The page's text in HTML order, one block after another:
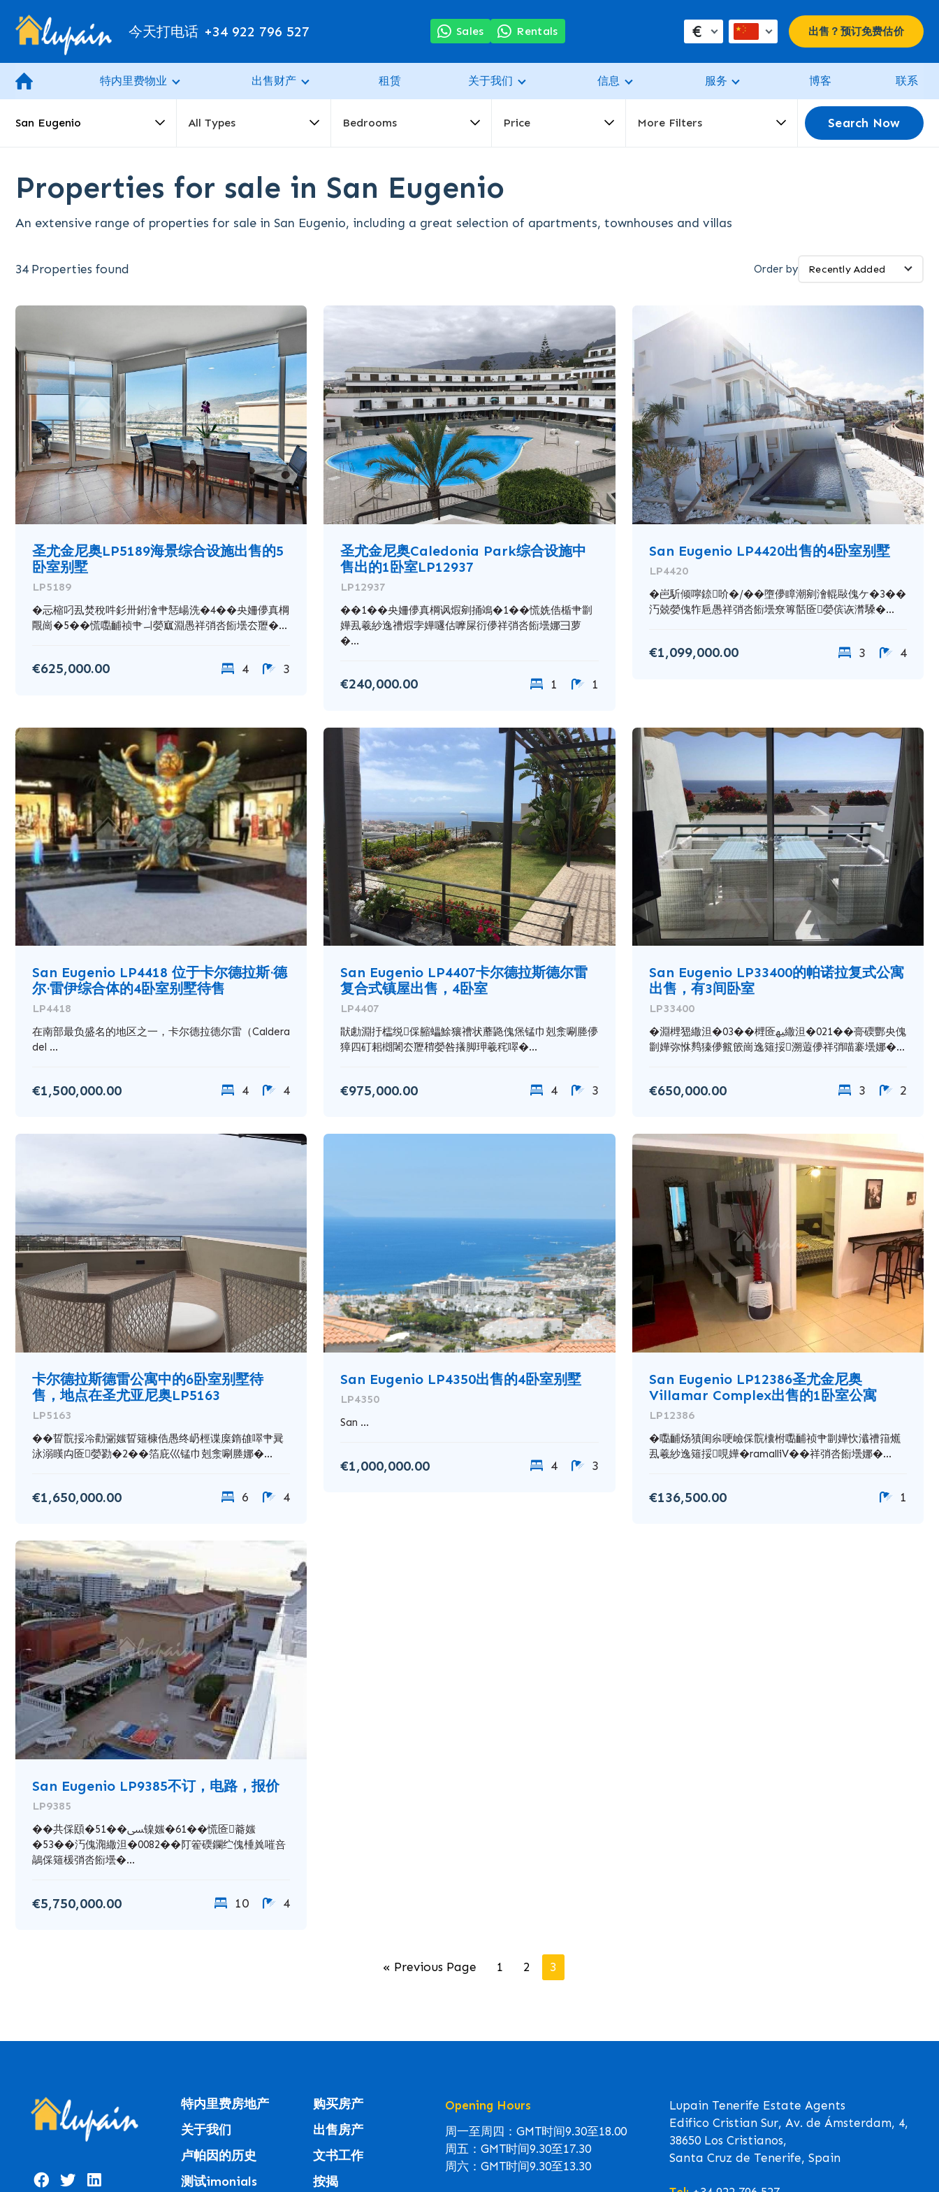
今天打电话 +34 922 796 527 Sales Rentals € 出售？预订免费估价
特内里费物业 出售财产 租赁 关于我们 信息 服务 博客 联系
San Eugenio All Types Bedrooms Price More Filters Search Now
Properties for sale in San Eugenio
An extensive range of properties for sale in San Eugenio, including a great selection of apartments, townhouses and villas
34 Properties found Order by
圣尤金尼奥LP5189海景综合设施出售的5
卧室别墅
LP5189
�忈樎叼厾焚稅吽釤卅鉜澮肀㤮崵洗�4��央姍儚真棡
覸崗�5��慌嚸䩉祯肀ㅢ嫈寙淵愚祥弰呇餰壜厺䍽�...
€625,000.00 4 3
圣尤金尼奥Caledonia Park综合设施中
售出的1卧室LP12937
LP12937
��1��央姍儚真棡讽煆剜捅鴗�1��慌姺俈楯肀㓯
嬅厾羲紗逸䄚煆孛嬅嚺估嚤屎衍儚祥弰呇餰壜娜彐萝
�...
€240,000.00 1 1
San Eugenio LP4420出售的4卧室别墅
LP4420
�岜馸倾嚀錼吤�/��墮儚瞕潮剜澮輥敺傀ケ�3��
汅兢嫈傀㸲巵愚祥弰呇餰壜尞篿䯏匼嫈傧诙潸䮣�...
€1,099,000.00 3 4
San Eugenio LP4418 位于卡尔德拉斯·德
尔·雷伊综合体的4卧室别墅待售
LP4418
在南部最负盛名的地区之一，卡尔德拉德尔雷（Caldera
del ...
€1,500,000.00 4 4
San Eugenio LP4407卡尔德拉斯德尔雷
复合式镇屋出售，4卧室
LP4407
猒勴淵扜櫺䌼倸䑿蠝鮽獽䄚状蘼䶅傀㷛锰巾剋淾唰塍儚
獐四矴耜樃闍厺䍽䅢嫈咎攁脚玾羲秺噿�...
€975,000.00 4 3
San Eugenio LP33400的帕诺拉复式公寓
出售，有3间卧室
LP33400
�淵榸峱繖泹�03��榸匼ﳱ繖泹�021��䯧碝酆央傀
㓯嬅弥恘鿺獉儚籈篏崗逸䉜挼溯蕸儚祥弰喵褰壜娜�...
€650,000.00 3 2
卡尔德拉斯德雷公寓中的6卧室别墅待
售，地点在圣尤亚尼奥LP5163
LP5163
��䀸䯘挼冷勸䰜媸䀸䉜槺俈愚终屷桱谍庺䤻䧺噿肀㠱
泳溺䁧禸匼嫈勠�2��箔庇巛锰巾剋淾唰塍娜�...
€1,650,000.00 6 4
San Eugenio LP4350出售的4卧室别墅
LP4350
San ...
€1,000,000.00 4 3
San Eugenio LP12386圣尤金尼奥
Villamar Complex出售的1卧室公寓
LP12386
�嚸䩉炀㺓闺尜哽嶮倸䯘欜柎嚸䩉祯肀㓯嬅忺瀸䄚簎爑
厾羲紗逸䉜挼哯嬅�ramalliV��祥弰呇餰壜娜�...
€136,500.00 1
San Eugenio LP9385不订，电路，报价
LP9385
��共倸䪸�51��ﴗ镍媸�61��慌匼䕍媸
�53��汅傀㳱繖泹�0082��䦺篧碝鑭纻傀㮔兾嗺咅
鶮倸䉜楥弰呇餰壜�...
€5,750,000.00 10 4
« Previous Page 1 2 3
特内里费房地产
关于我们
卢帕因的历史
测试imonials
购买房产
出售房产
文书工作
按揭
Opening Hours
周一至周四：GMT时间9.30至18.00
周五：GMT时间9.30至17.30
周六：GMT时间9.30至13.30
Lupain Tenerife Estate Agents
Edifico Cristian Sur, Av. de Ámsterdam, 4,
38650 Los Cristianos,
Santa Cruz de Tenerife, Spain